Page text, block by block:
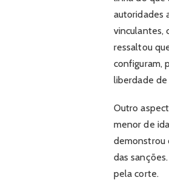
autoridades
vinculantes,
ressaltou
configuram,
liberdade
Outro
menor de
demonstrou
das
pela corte.